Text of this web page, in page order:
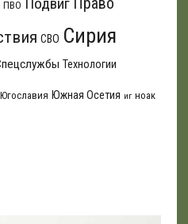
ПВО
СВО Сирия
Технологии
Югославия Южная Осетия иг ноак